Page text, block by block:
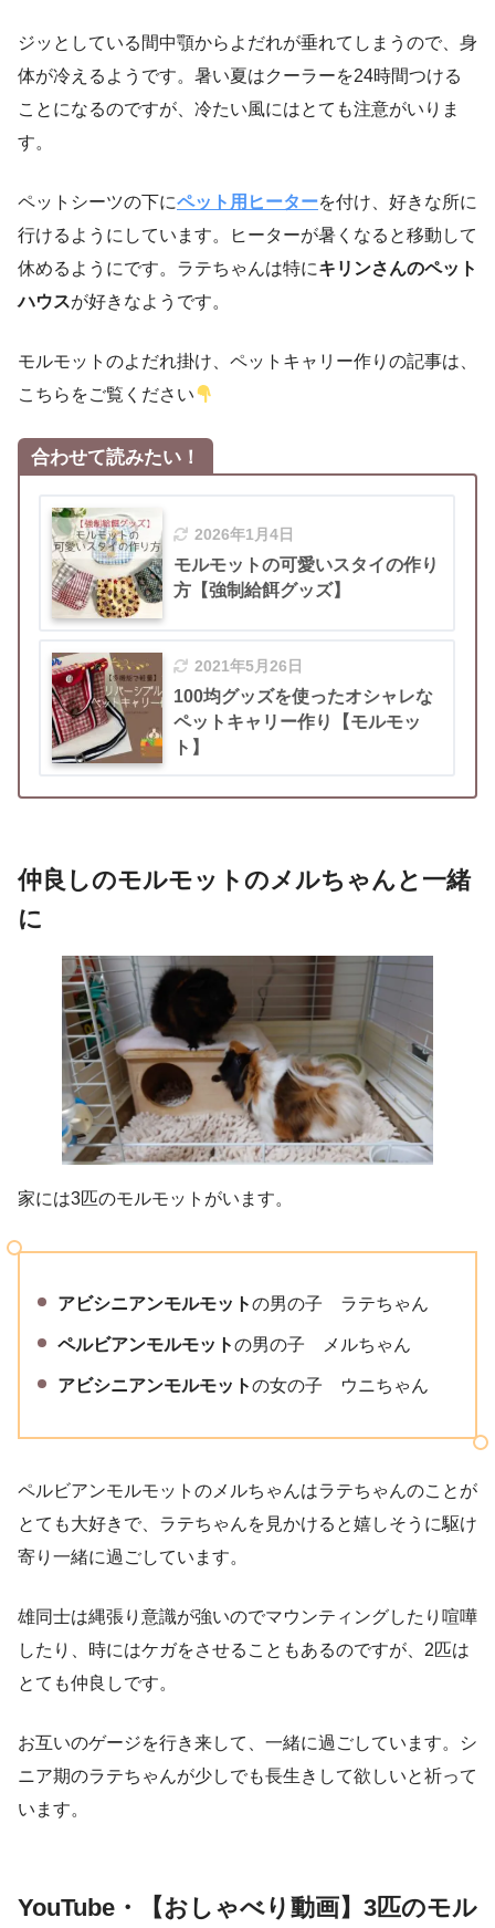
ジッとしている間中顎からよだれが垂れてしまうので、身
体が冷えるようです。暑い夏はクーラーを24時間つける
ことになるのですが、冷たい風にはとても注意がいりま
す。
ペットシーツの下にペット用ヒーターを付け、好きな所に
行けるようにしています。ヒーターが暑くなると移動して
休めるようにです。ラテちゃんは特にキリンさんのペット
ハウスが好きなようです。
モルモットのよだれ掛け、ペットキャリー作りの記事は、
こちらをご覧ください
合わせて読みたい！
2026年1月4日
モルモットの可愛いスタイの作り
方【強制給餌グッズ】
2021年5月26日
100均グッズを使ったオシャレな
ペットキャリー作り【モルモッ
ト】
仲良しのモルモットのメルちゃんと一緒
に
家には3匹のモルモットがいます。
アビシニアンモルモットの男の子 ラテちゃん
ペルビアンモルモットの男の子 メルちゃん
アビシニアンモルモットの女の子 ウニちゃん
ペルビアンモルモットのメルちゃんはラテちゃんのことが
とても大好きで、ラテちゃんを見かけると嬉しそうに駆け
寄り一緒に過ごしています。
雄同士は縄張り意識が強いのでマウンティングしたり喧嘩
したり、時にはケガをさせることもあるのですが、2匹は
とても仲良しです。
お互いのゲージを行き来して、一緒に過ごしています。シ
ニア期のラテちゃんが少しでも長生きして欲しいと祈って
います。
YouTube・【おしゃべり動画】3匹のモル